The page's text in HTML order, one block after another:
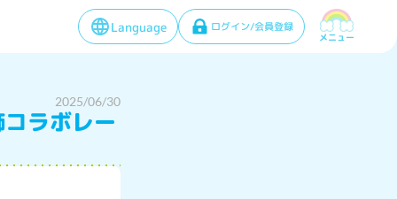
Language ログイン/会員登録
メニュー
2025/06/30
ラボレー